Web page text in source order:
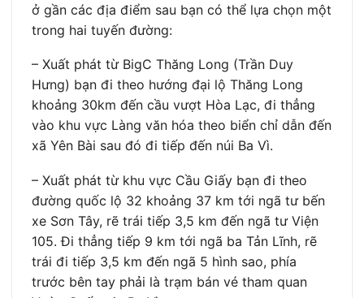
ở gần các địa điểm sau bạn có thể lựa chọn một
trong hai tuyến đường:
– Xuất phát từ BigC Thăng Long (Trần Duy
Hưng) bạn đi theo hướng đại lộ Thăng Long
khoảng 30km đến cầu vượt Hòa Lạc, đi thẳng
vào khu vực Làng văn hóa theo biển chỉ dẫn đến
xã Yên Bài sau đó đi tiếp đến núi Ba Vì.
– Xuất phát từ khu vực Cầu Giấy bạn đi theo
đường quốc lộ 32 khoảng 37 km tới ngã tư bến
xe Sơn Tây, rẽ trái tiếp 3,5 km đến ngã tư Viện
105. Đi thẳng tiếp 9 km tới ngã ba Tản Lĩnh, rẽ
trái đi tiếp 3,5 km đến ngã 5 hình sao, phía
trước bên tay phải là trạm bán vé tham quan